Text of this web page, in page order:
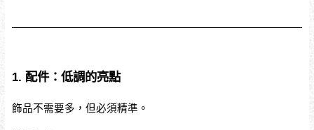
1. 配件：低調的亮點
飾品不需要多，但必須精準。